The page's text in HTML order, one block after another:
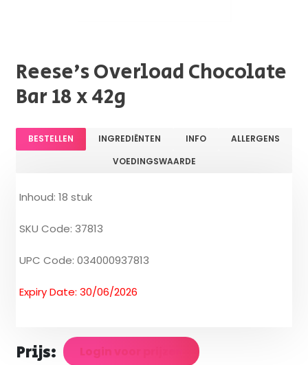
Reese's Overload Chocolate
Bar 18 x 42g
BESTELLEN INGREDIËNTEN INFO
ALLERGENS
VOEDINGSWAARDE
Inhoud: 18 stuk
SKU Code: 37813
UPC Code: 034000937813
Expiry Date: 30/06/2026
Prijs: Login voor prijzen